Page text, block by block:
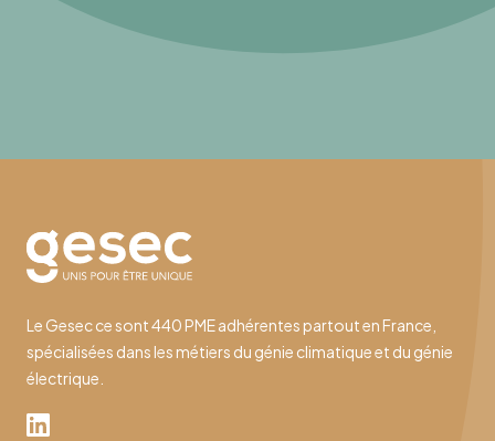
Le Gesec ce sont 440 PME adhérentes partout en France,
spécialisées dans les métiers du génie climatique et du génie
électrique.